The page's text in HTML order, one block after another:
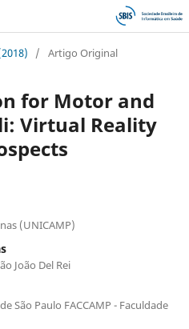
/ Artigo Original
for Motor and
Virtual Reality
(UNICAMP)
João Del Rei
São Paulo FACCAMP - Faculdade